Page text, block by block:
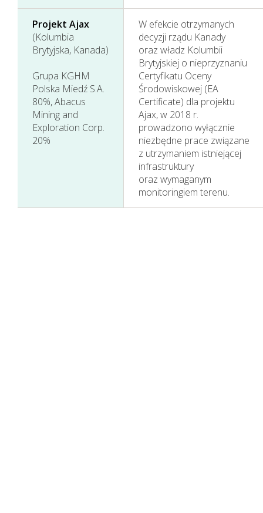
Projekt Ajax
(Kolumbia
Brytyjska, Kanada)
Grupa KGHM
Polska Miedź S.A.
80%, Abacus
Mining and
Exploration Corp.
20%
W efekcie otrzymanych
decyzji rządu Kanady
oraz władz Kolumbii
Brytyjskiej o nieprzyznaniu
Certyfikatu Oceny
Środowiskowej (EA
Certificate) dla projektu
Ajax, w 2018 r.
prowadzono wyłącznie
niezbędne prace związane
z utrzymaniem istniejącej
infrastruktury
oraz wymaganym
monitoringiem terenu.